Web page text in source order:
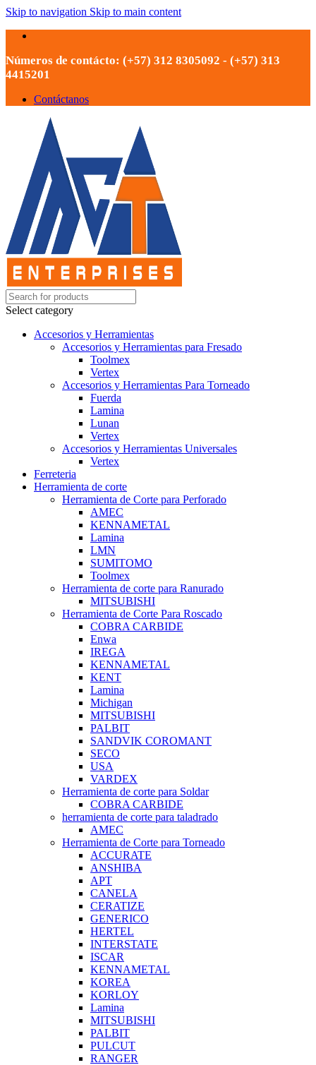
Skip to navigation Skip to main content
Números de contácto: (+57) 312 8305092 - (+57) 313
4415201
Contáctanos
Select category
Accesorios y Herramientas
Accesorios y Herramientas para Fresado
Toolmex
Vertex
Accesorios y Herramientas Para Torneado
Fuerda
Lamina
Lunan
Vertex
Accesorios y Herramientas Universales
Vertex
Ferreteria
Herramienta de corte
Herramienta de Corte para Perforado
AMEC
KENNAMETAL
Lamina
LMN
SUMITOMO
Toolmex
Herramienta de corte para Ranurado
MITSUBISHI
Herramienta de Corte Para Roscado
COBRA CARBIDE
Enwa
IREGA
KENNAMETAL
KENT
Lamina
Michigan
MITSUBISHI
PALBIT
SANDVIK COROMANT
SECO
USA
VARDEX
Herramienta de corte para Soldar
COBRA CARBIDE
herramienta de corte para taladrado
AMEC
Herramienta de Corte para Torneado
ACCURATE
ANSHIBA
APT
CANELA
CERATIZE
GENERICO
HERTEL
INTERSTATE
ISCAR
KENNAMETAL
KOREA
KORLOY
Lamina
MITSUBISHI
PALBIT
PULCUT
RANGER